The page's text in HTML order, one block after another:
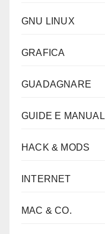
GNU LINUX
GRAFICA
GUADAGNARE
GUIDE E MANUALI
HACK & MODS
INTERNET
MAC & CO.